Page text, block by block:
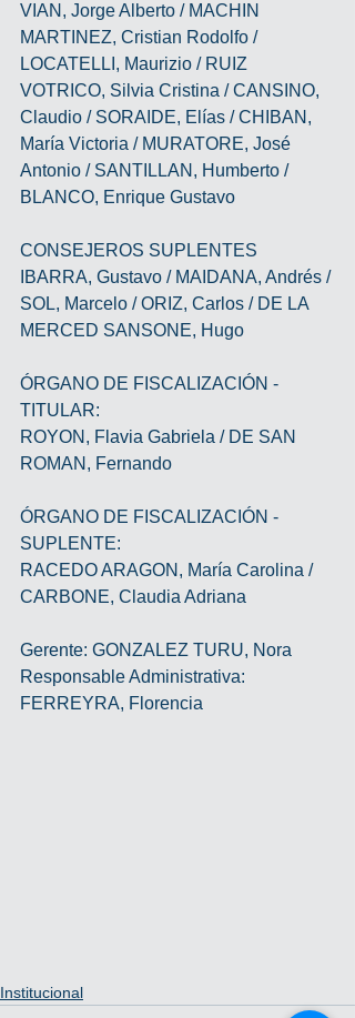
VIAN, Jorge Alberto / MACHIN
MARTINEZ, Cristian Rodolfo /
LOCATELLI, Maurizio / RUIZ
VOTRICO, Silvia Cristina / CANSINO,
Claudio / SORAIDE, Elías / CHIBAN,
María Victoria / MURATORE, José
Antonio / SANTILLAN, Humberto /
BLANCO, Enrique Gustavo
CONSEJEROS SUPLENTES
IBARRA, Gustavo / MAIDANA, Andrés /
SOL, Marcelo / ORIZ, Carlos / DE LA
MERCED SANSONE, Hugo
ÓRGANO DE FISCALIZACIÓN -
TITULAR:
ROYON, Flavia Gabriela / DE SAN
ROMAN, Fernando
ÓRGANO DE FISCALIZACIÓN -
SUPLENTE:
RACEDO ARAGON, María Carolina /
CARBONE, Claudia Adriana
Gerente: GONZALEZ TURU, Nora
Responsable Administrativa:
FERREYRA, Florencia
Institucional